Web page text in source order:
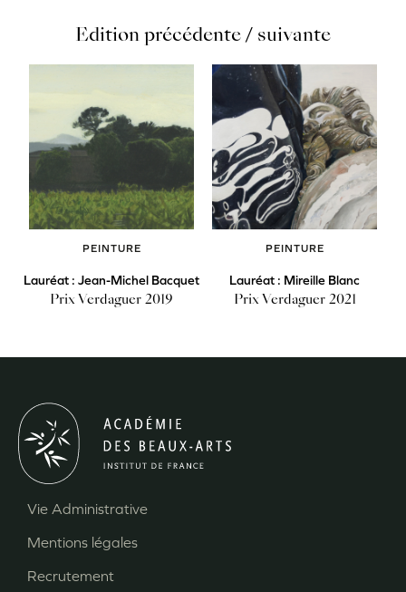
Edition précédente / suivante
PEINTURE
Lauréat : Jean-Michel Bacquet
Prix Verdaguer 2019
PEINTURE
Lauréat : Mireille Blanc
Prix Verdaguer 2021
Pied
de
Vie Administrative
Mentions légales
Recrutement